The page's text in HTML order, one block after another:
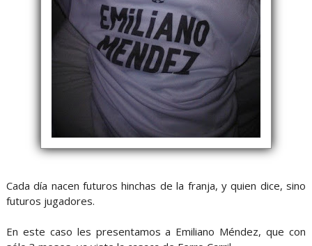
Cada día nacen futuros hinchas de la franja, y quien dice, sino
futuros jugadores.
En este caso les presentamos a Emiliano Méndez, que con